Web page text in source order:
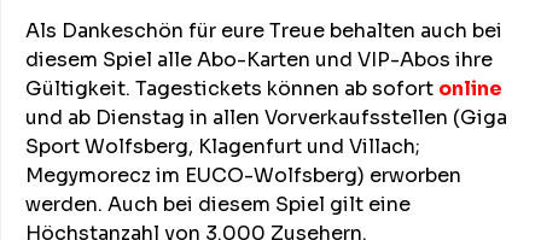
Als Dankeschön für eure Treue behalten auch bei
diesem Spiel alle Abo-Karten und VIP-Abos ihre
Gültigkeit. Tagestickets können ab sofort online
und ab Dienstag in allen Vorverkaufsstellen (Giga
Sport Wolfsberg, Klagenfurt und Villach;
Megymorecz im EUCO-Wolfsberg) erworben
werden. Auch bei diesem Spiel gilt eine
Höchstanzahl von 3.000 Zusehern.